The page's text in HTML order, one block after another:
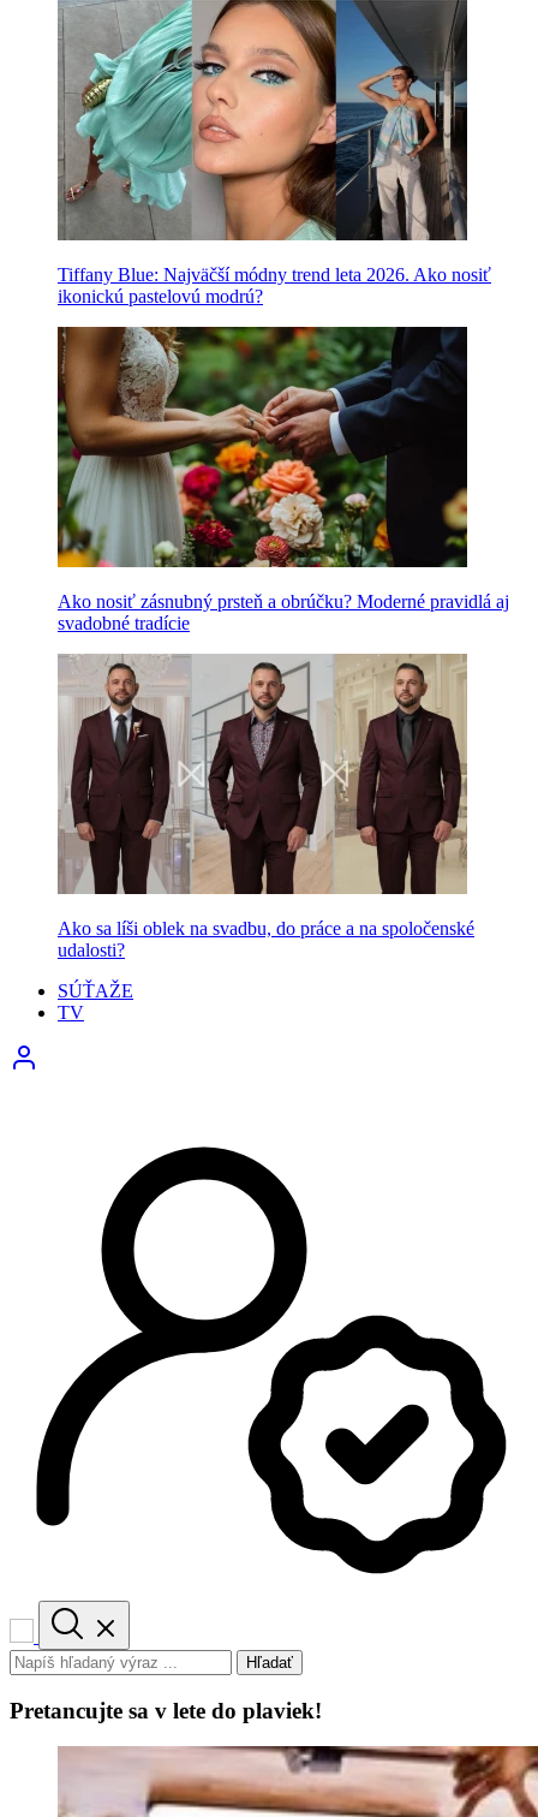
Tiffany Blue: Najväčší módny trend leta 2026. Ako nosiť
ikonickú pastelovú modrú?
Ako nosiť zásnubný prsteň a obrúčku? Moderné pravidlá aj
svadobné tradície
Ako sa líši oblek na svadbu, do práce a na spoločenské
udalosti?
SÚŤAŽE
TV
Hľadať
Pretancujte sa v lete do plaviek!